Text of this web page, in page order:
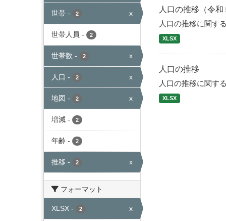
世帯 - 2 x
世帯人員 - 2
世帯数 - 2 x
人口 - 2 x
地図 - 2 x
増減 - 2
年齢 - 2
推移 - 2 x
フォーマット
XLSX - 2 x
人口の推移（令和
人口の推移に関す
XLSX
人口の推移
人口の推移に関す
XLSX